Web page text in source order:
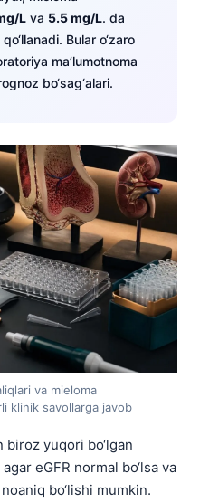
L va 5.5 mg/L. da
Bular o‘zaro
ma’lumotnoma
bo‘sag‘alari.
va mieloma
klinik savollarga javob
yuqori bo‘lgan
agar eGFR normal bo‘lsa va
bo‘lishi mumkin.